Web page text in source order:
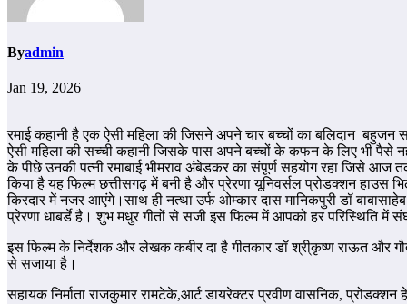
Byadmin
Jan 19, 2026
रमाई कहानी है एक ऐसी महिला की जिसने अपने चार बच्चों का बलिदान
ऐसी महिला की सच्ची कहानी जिसके पास अपने बच्चों के कफन के लिए भी पैसे
के पीछे उनकी पत्नी रमाबाई भीमराव अंबेडकर का संपूर्ण सहयोग रहा जिसे आज
किया है यह फिल्म छत्तीसगढ़ में बनी है और प्रेरणा यूनिवर्सल प्रोडक्शन
किरदार में नजर आएंगे।साथ ही नत्था उर्फ ओम्कार दास मानिकपुरी डॉ
प्रेरणा धाबर्डे है। शुभ मधुर गीतों से सजी इस फिल्म में आपको हर परिस्थिति में
इस फिल्म के निर्देशक और लेखक कबीर दा है गीतकार डॉ श्री्कृष्ण राऊत और
से सजाया है।
सहायक निर्माता राजकुमार रामटेके,आर्ट डायरेक्टर प्रवीण वासनिक,